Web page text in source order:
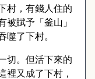
村，有錢人住的
被賦予「釜山」
噬了下村。
切。但活下來的
裡又成了下村，